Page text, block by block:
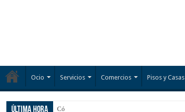
Ocio Servicios Comercios Pisos y Casas
Última hora Cómo elegir el tratamie